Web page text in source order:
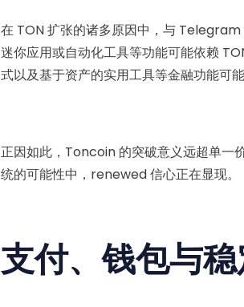
在 TON 扩张的诸多原因中，与
迷你应用或自动化工具等功能可能依赖
式以及基于资产的实用工具等金融功能可
正因如此，Toncoin 的突破意义远超单一
统的可能性中，renewed 信心正在显现。
支付、钱包与